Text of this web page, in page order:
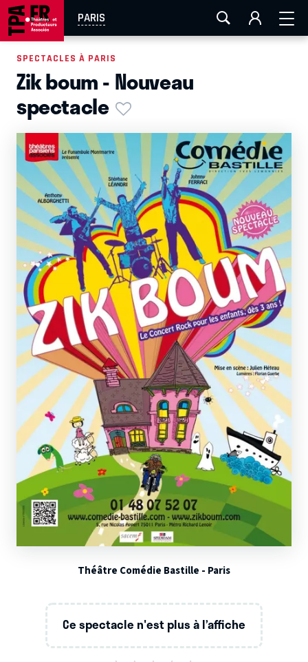
PARIS
AIX-MARSEILLE LA ROCHELLE
EN TOURNÉE
SPECTACLES À PARIS
Zik boum - Nouveau
spectacle
Théâtre Comédie Bastille - Paris
Ce spectacle n'est plus à l’affiche